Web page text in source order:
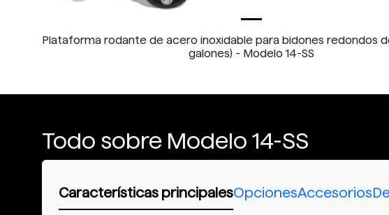
Plataforma rodante de acero inoxidable para bidones redondos
galones) - Modelo 14-SS
Todo sobre Modelo 14-SS
Características principalesOpcionesAccesorios